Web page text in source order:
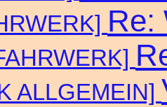
Re:
ALLGEMEIN]